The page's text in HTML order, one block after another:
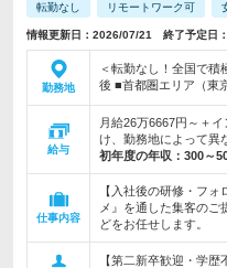
転勤なし リモートワーク可
情報更新日：2026/07/21 終了予定日
勤務地
＜転勤なし！全国で
後 ■首都圏エリア（東
給与
月給26万6667円～＋
け、勤務地によって異
初年度の年収： 300～
仕事内容
【入社後の研修・フ
メ』を通した集客のご
どをお任せします。
【第二新卒歓迎・学